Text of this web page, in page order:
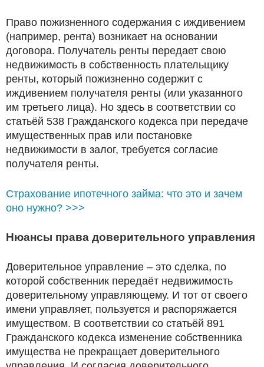
Право пожизненного содержания с иждивением
(например, рента) возникает на основании
договора. Получатель ренты передает свою
недвижимость в собственность плательщику
ренты, который пожизненно содержит с
иждивением получателя ренты (или указанного
им третьего лица). Но здесь в соответствии со
статьёй 538 Гражданского кодекса при передаче
имущественных прав или постановке
недвижимости в залог, требуется согласие
получателя ренты.
Страхование ипотечного займа: что это и зачем
оно нужно? >>>
Нюансы права доверительного управления
Доверительное управление – это сделка, по
которой собственник передаёт недвижимость
доверительному управляющему. И тот от своего
имени управляет, пользуется и распоряжается
имуществом. В соответствии со статьёй 891
Гражданского кодекса изменение собственника
имущества не прекращает доверительного